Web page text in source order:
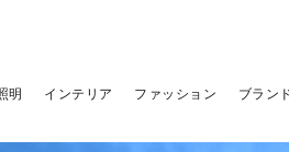
明 インテリア ファッション ブラン